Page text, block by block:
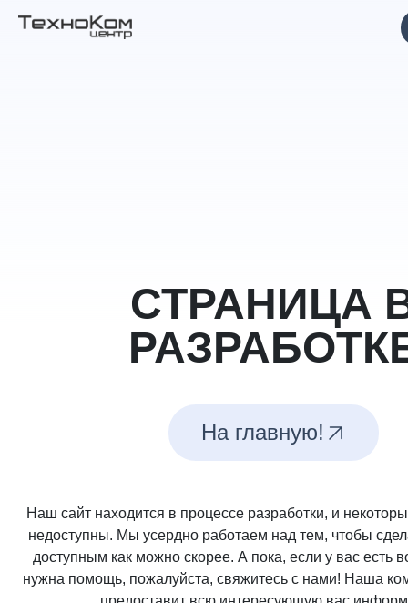
СТРАНИЦА
На главную!
Наш сайт находится в процессе разработки, и
недоступны. Мы усердно работаем над тем, чтобы
доступным как можно скорее. А пока, если у вас есть
нужна помощь, пожалуйста, свяжитесь с нами! Наша